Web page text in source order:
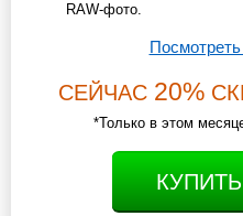
RAW-фото.
СЕЙЧАС 20%
*Только в этом